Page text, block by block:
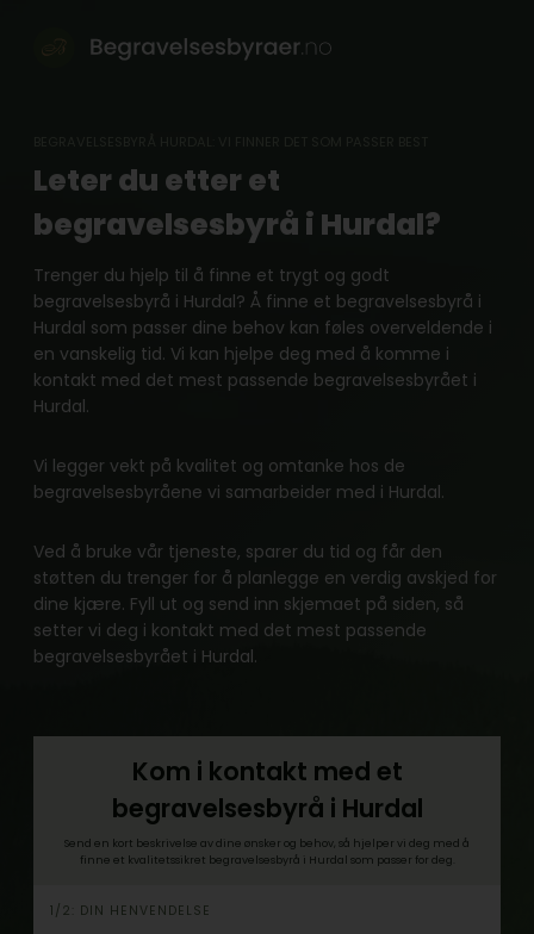
Leter du etter et
begravelsesbyrå i Hurdal?
Trenger du hjelp til å finne et trygt og godt
begravelsesbyrå i Hurdal? Å finne et begravelsesbyrå i
Hurdal som passer dine behov kan føles overveldende i
en vanskelig tid. Vi kan hjelpe deg med å komme i
kontakt med det mest passende begravelsesbyrået i
Hurdal.
Vi legger vekt på kvalitet og omtanke hos de
begravelsesbyråene vi samarbeider med i Hurdal.
Ved å bruke vår tjeneste, sparer du tid og får den
støtten du trenger for å planlegge en verdig avskjed for
dine kjære. Fyll ut og send inn skjemaet på siden, så
setter vi deg i kontakt med det mest passende
begravelsesbyrået i Hurdal.
Kom i kontakt med et
begravelsesbyrå i Hurdal
Send en kort beskrivelse av dine ønsker og behov, så hjelper vi deg med å
finne et kvalitetssikret begravelsesbyrå i Hurdal som passer for deg.
h
1/2: DIN HENVENDELSE